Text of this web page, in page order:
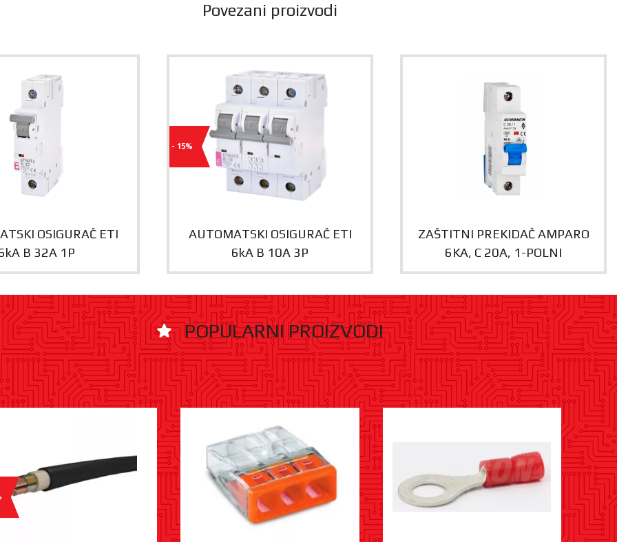
Povezani proizvodi
OSIGURAČ ETI
B 32A 1P
- 15%
AUTOMATSKI OSIGURAČ ETI
6kA B 10A 3P
ZAŠTITNI PREKIDAČ AMPARO
6KA, C 20A, 1-POLNI
POPULARNI PROIZVODI